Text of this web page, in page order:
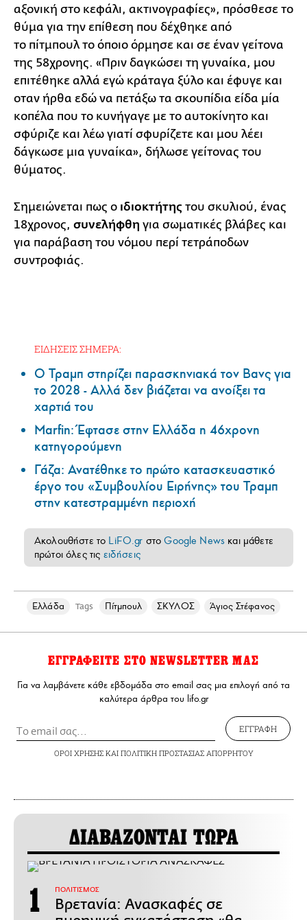
αξονική στο κεφάλι, ακτινογραφίες», πρόσθεσε το
θύμα για την επίθεση που δέχθηκε από
το πίτμπουλ το όποιο όρμησε και σε έναν γείτονα
της 58χρονης. «Πριν δαγκώσει τη γυναίκα, μου
επιτέθηκε αλλά εγώ κράταγα ξύλο και έφυγε και
οταν ήρθα εδώ να πετάξω τα σκουπίδια είδα μία
κοπέλα που το κυνήγαγε με το αυτοκίνητο και
σφύριζε και λέω γιατί σφυρίζετε και μου λέει
δάγκωσε μια γυναίκα», δήλωσε γείτονας του
θύματος.
Σημειώνεται πως ο ιδιοκτήτης του σκυλιού, ένας
18χρονος, συνελήφθη για σωματικές βλάβες και
για παράβαση του νόμου περί τετράποδων
συντροφιάς.
ΕΙΔΗΣΕΙΣ ΣΗΜΕΡΑ:
Ο Τραμπ στηρίζει παρασκηνιακά τον Βανς για
το 2028 - Αλλά δεν βιάζεται να ανοίξει τα
χαρτιά του
Marfin: Έφτασε στην Ελλάδα η 46χρονη
κατηγορούμενη
Γάζα: Ανατέθηκε το πρώτο κατασκευαστικό
έργο του «Συμβουλίου Ειρήνης» του Τραμπ
στην κατεστραμμένη περιοχή
Ακολουθήστε το LiFO.gr στοGoogle News και μάθετε
πρώτοι όλες τις ειδήσεις
Ελλάδα Tags Πίτμπουλ ΣΚΥΛΟΣ Άγιος Στέφανος
ΕΓΓΡΑΦΕΙΤΕ ΣΤΟ NEWSLETTER ΜΑΣ
Για να λαμβάνετε κάθε εβδομάδα στο email σας μια επιλογή από τα
καλύτερα άρθρα του lifo.gr
ΕΓΓΡΑΦΗ
ΟΡΟΙ ΧΡΗΣΗΣΚΑΙ ΠΟΛΙΤΙΚΗ ΠΡΟΣΤΑΣΙΑΣ ΑΠΟΡΡΗΤΟΥ
ΔΙΑΒΑΖΟΝΤΑΙ ΤΩΡΑ
ΠΟΛΙΤΙΣΜΟΣ
Βρετανία: Ανασκαφές σε